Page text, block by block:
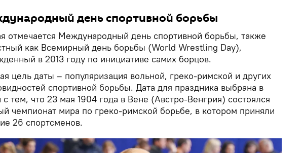
день спортивной борьбы
отмечается Международный день спортивной борьбы, также
как Всемирный день борьбы (World Wrestling Day),
в 2013 году по инициативе самих борцов.
цель даты – популяризация вольной, греко-римской и других
спортивной борьбы. Дата для праздника выбрана в
с тем, что 23 мая 1904 года в Вене (Австро-Венгрия) состоялся
чемпионат мира по греко-римской борьбе, в котором приняли
26 спортсменов.